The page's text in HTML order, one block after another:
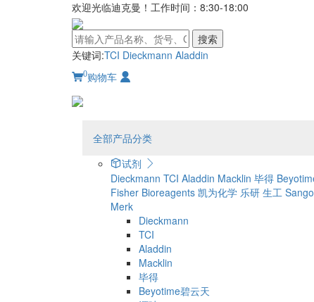
欢迎光临迪克曼！工作时间：8:30-18:00
搜索
关键词:TCI Dieckmann Aladdin
0购物车
全部产品分类
试剂
Dieckmann TCI Aladdin Macklin 毕得
Fisher Bioreagents 凯为化学 乐研 生工
Merk
Dieckmann
TCI
Aladdin
Macklin
毕得
Beyotime碧云天